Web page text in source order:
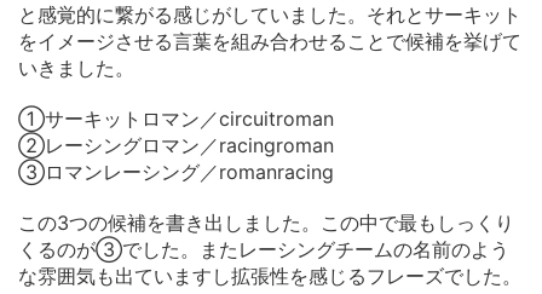
と感覚的に繋がる感じがしていました。それとサーキット
をイメージさせる言葉を組み合わせることで候補を挙げて
いきました。
①サーキットロマン／circuitroman
②レーシングロマン／racingroman
③ロマンレーシング／romanracing
この3つの候補を書き出しました。この中で最もしっくり
くるのが③でした。またレーシングチームの名前のよう
な雰囲気も出ていますし拡張性を感じるフレーズでした。